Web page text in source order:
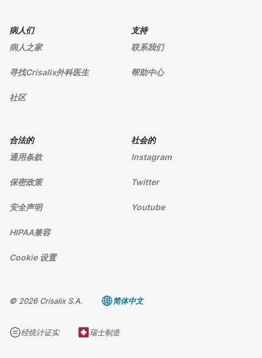
病人们
病人之家
寻找Crisalix外科医生
社区
支持
联系我们
帮助中心
合法的
通用条款
保密政策
安全声明
HIPAA兼容
Cookie 设置
社会的
Instagram
Twitter
Youtube
© 2026 Crisalix S.A. 简体中文
经统计证实 瑞士制造